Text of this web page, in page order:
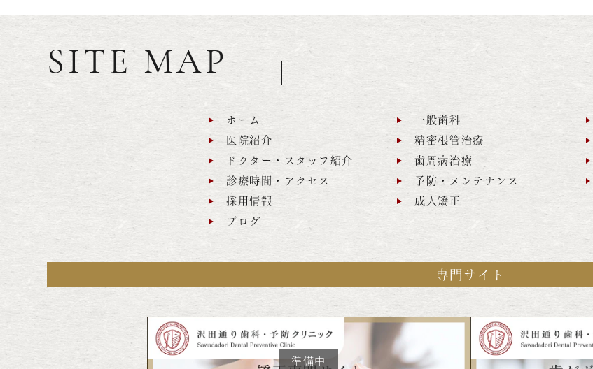
SITE MAP
ホーム
医院紹介
ドクター・スタッフ紹介
診療時間・アクセス
採用情報
ブログ
一般歯科
精密根管治療
歯周病治療
予防・メンテナンス
成人矯正
専門サイト